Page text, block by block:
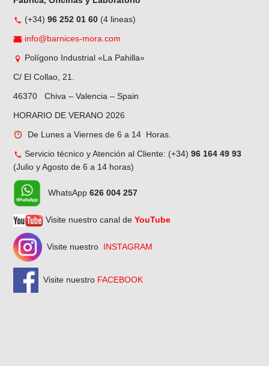
(+34) 96 252 01 60 (4 lineas)
info@barnices-mora.com
Polígono Industrial «La Pahilla»
C/ El Collao, 21.
46370 Chiva – Valencia – Spain
HORARIO DE VERANO 2026
De Lunes a Viernes de 6 a 14 Horas.
Servicio técnico y Atención al Cliente: (+34) 96 164 49 93
(Julio y Agosto de 6 a 14 horas)
WhatsApp 626 004 257
Visite nuestro canal de YouTube
Visite nuestro INSTAGRAM
Visite nuestro FACEBOOK